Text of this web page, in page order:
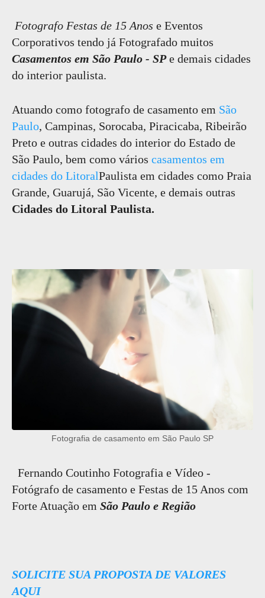
Fotografo Festas de 15 Anos e Eventos
Corporativos tendo já Fotografado muitos
Casamentos em São Paulo - SPe demais cidades
do interior paulista.
Atuando como fotografo de casamento em São
Paulo, Campinas, Sorocaba, Piracicaba, Ribeirão
Preto e outras cidades do interior do Estado de
São Paulo, bem como vários casamentos em
cidades do LitoralPaulista em cidades como Praia
Grande, Guarujá, São Vicente, e demais outras
Cidades do Litoral Paulista.
Fotografia de casamento em São Paulo SP
Fernando Coutinho Fotografia e Vídeo -
Fotógrafo de casamento e Festas de 15 Anos com
Forte Atuação em São Paulo e Região
SOLICITE SUA PROPOSTA DE VALORES
AQUI